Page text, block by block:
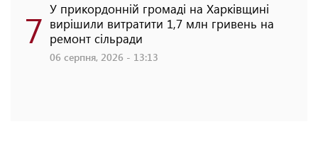
7 У прикордонній громаді на Харківщині
вирішили витратити 1,7 млн гривень на
ремонт сільради
06 серпня, 2026 - 13:13